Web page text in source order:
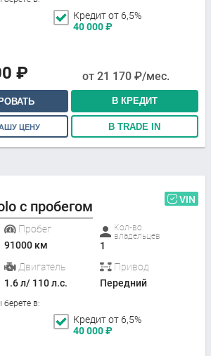
Кредит от 6,5%
40 000₽
₽ от 21 170 ₽/мес.
В КРЕДИТ
ЦЕНУ В TRADE IN
с пробегом VIN
Пробег
91000 км
Кол-во
владельцев
1
Двигатель
1.6 л/ 110 л.с.
Привод
Передний
берете в:
Кредит от 6,5%
40 000₽